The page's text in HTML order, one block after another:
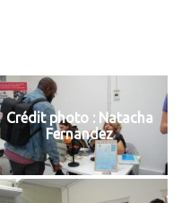
Crédit photo : Natacha
Fernandez